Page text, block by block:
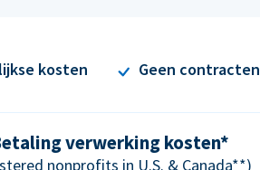
kosten Geen contracten
verwerking kosten*
nonprofits in U.S. & Canada**)